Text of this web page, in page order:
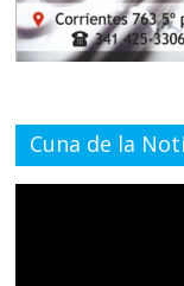
Cuna de la